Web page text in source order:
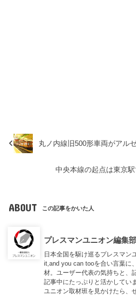
丸ノ内線旧500形車両がアル
中央本線の起点は東京
ABOUT この記事をかいた人
プレスマンユニオン編集部
日本全国を駆け巡るプレスマン
it,and you can tooを合い言葉に
材。ユーザー代表の気持ちと、
記事中にたっぷりと活かしてい
ユニオン取材班を見かけたら、